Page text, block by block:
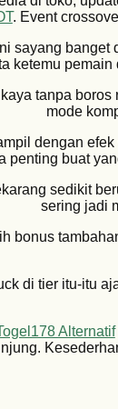
. Event
sayang
ketemu
tanpa
mode
dengan
penting buat
sedikit
sering jadi
bonus
di tier itu-itu
Alternatif